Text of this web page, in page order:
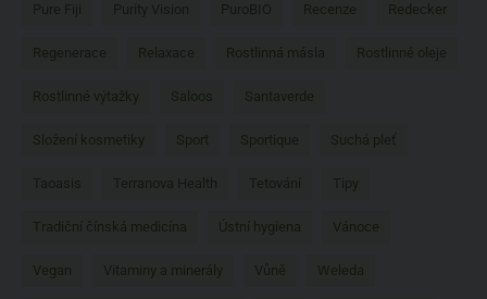
Pure Fiji Purity Vision PuroBIO Recenze Redecker
Regenerace Relaxace Rostlinná másla Rostlinné oleje
Rostlinné výtažky Saloos Santaverde
Složení kosmetiky Sport Sportique Suchá pleť
Taoasis Terranova Health Tetování Tipy
Tradiční čínská medicína Ústní hygiena Vánoce
Vegan Vitaminy a minerály Vůně Weleda